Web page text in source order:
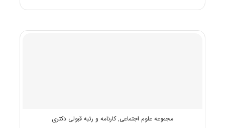
۱۴۰۰
مجموعه علوم اجتماعی,کارنامه و رتبه قبولی دکتری